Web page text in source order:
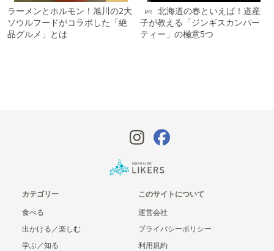
ラーメンとホルモン！旭川の2大
ソウルフードがコラボした「絶
品グルメ」とは
PR
北海道の春といえば！道産
子が教える「ジンギスカンパー
ティー」の極意5つ
カテゴリー
食べる
出かける／楽しむ
学ぶ／知る
このサイトについて
運営会社
プライバシーポリシー
利用規約